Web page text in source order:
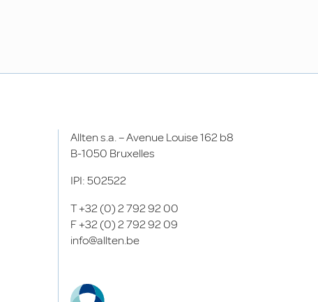
Allten s.a. – Avenue Louise 162 b8
B-1050 Bruxelles
IPI: 502522
T+32 (0) 2 792 92 00
F+32 (0) 2 792 92 09
info@allten.be